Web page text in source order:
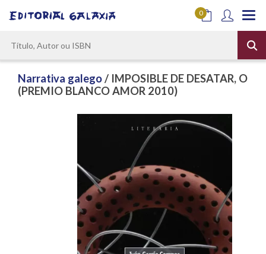
0
Narrativa galego/ IMPOSIBLE DE DESATAR, O
(PREMIO BLANCO AMOR 2010)